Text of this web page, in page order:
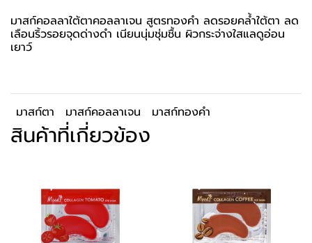
มาสก์คอลลาใต้ตาคอลลาเจน สูตรทองคำ ลดรอยคล้ำใต้ตา ลด
เลือนริ้วรอยจุดด่างดำ เนียนนุ่มชุ่มชื้น ผิวกระจ่างใสแลดูอ่อน
เยาว์
มาสก์ตา มาสก์คอลลาเจน มาสก์ทองคำ
สินค้าที่เกี่ยวข้อง